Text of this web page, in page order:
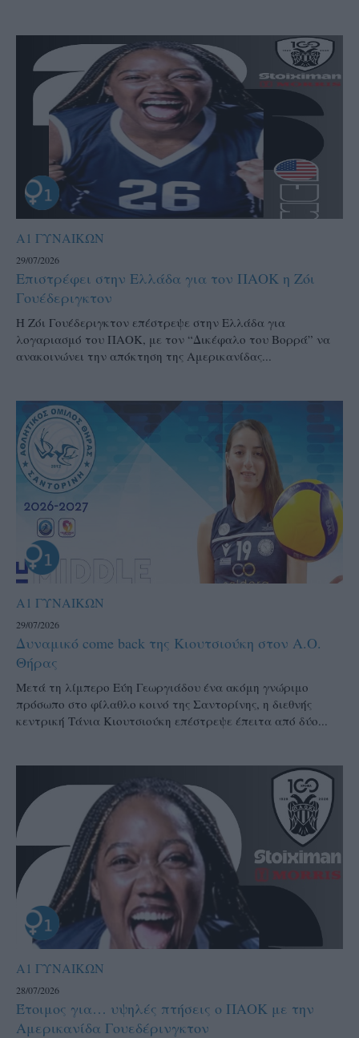
Α1 ΓΥΝΑΙΚΩΝ
29/07/2026
Επιστρέφει στην Ελλάδα για τον ΠΑΟΚ η Ζόι
Γουέδεριγκτον
Η Ζόι Γουέδεριγκτον επέστρεψε στην Ελλάδα για
λογαριασμό του ΠΑΟΚ, με τον “Δικέφαλο του Βορρά” να
ανακοινώνει την απόκτηση της Αμερικανίδας...
Α1 ΓΥΝΑΙΚΩΝ
29/07/2026
Δυναμικό come back της Κιουτσιούκη στον Α.Ο.
Θήρας
Μετά τη λίμπερο Εύη Γεωργιάδου ένα ακόμη γνώριμο
πρόσωπο στο φίλαθλο κοινό της Σαντορίνης, η διεθνής
κεντρική Τάνια Κιουτσιούκη επέστρεψε έπειτα από δύο...
Α1 ΓΥΝΑΙΚΩΝ
28/07/2026
Έτοιμος για… υψηλές πτήσεις ο ΠΑΟΚ με την
Αμερικανίδα Γουεδέρινγκτον